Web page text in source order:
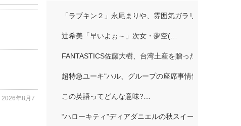
2026年8月7
「ラブキン２」永尾まりや、雰囲気ガラリのイメチェ
辻希美「早いよぉ～」次女・夢空(…
FANTASTICS佐藤大樹、台湾土産を贈った先輩明かす
超特急ユーキ"ハル、グループの座席事情告白「誰かと
この英語ってどんな意味?…
“ハローキティ"ディアダニエルの秋スイーツビュッフ